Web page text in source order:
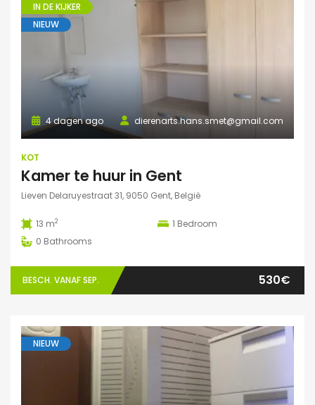
IN DE KIJKER
NIEUW
dierenarts.hans.smet@gmail.com
4 dagen ago
KOT
Kamer te huur in Gent
Lieven Delaruyestraat 31, 9050 Gent, België
13 m2 1 Bedroom
0 Bathrooms
BESCH. VANAF SEP. 530€
NIEUW